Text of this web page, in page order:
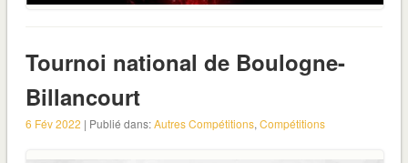
Tournoi national de Boulogne-
Billancourt
6 Fév 2022 | Publié dans:Autres Compétitions, Compétitions